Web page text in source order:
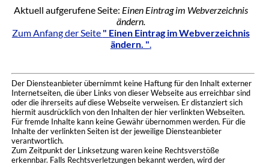
Aktuell aufgerufene Seite: Einen Eintrag im Webverzeichnis
ändern.
Zum Anfang der Seite " Einen Eintrag im Webverzeichnis
ändern. ".
Der Diensteanbieter übernimmt keine Haftung für den Inhalt externer
Internetseiten, die über Links von dieser Webseite aus erreichbar sind
oder die ihrerseits auf diese Webseite verweisen. Er distanziert sich
hiermit ausdrücklich von den Inhalten der hier verlinkten Webseiten.
Für fremde Inhalte kann keine Gewähr übernommen werden. Für die
Inhalte der verlinkten Seiten ist der jeweilige Diensteanbieter
verantwortlich.
Zum Zeitpunkt der Linksetzung waren keine Rechtsverstöße
erkennbar. Falls Rechtsverletzungen bekannt werden, wird der